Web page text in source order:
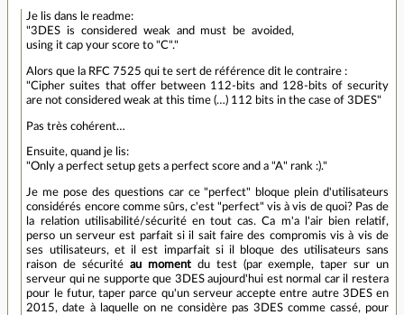
Je lis dans le readme:
"3DES is considered weak and must be avoided,
using it cap your score to "C"."
Alors que la RFC 7525 qui te sert de référence dit le contraire :
"Cipher suites that offer between 112-bits and 128-bits of security
are not considered weak at this time (…) 112 bits in the case of 3DES"
Pas très cohérent…
Ensuite, quand je lis:
"Only a perfect setup gets a perfect score and a "A" rank :)."
Je me pose des questions car ce "perfect" bloque plein d'utilisateurs
considérés encore comme sûrs, c'est "perfect" vis à vis de quoi? Pas de
la relation utilisabilité/sécurité en tout cas. Ca m'a l'air bien relatif,
perso un serveur est parfait si il sait faire des compromis vis à vis de
ses utilisateurs, et il est imparfait si il bloque des utilisateurs sans
raison de sécuritéau momentdu test (par exemple, taper sur un
serveur qui ne supporte que 3DES aujourd'hui est normal car il restera
pour le futur, taper parce qu'un serveur accepte entre autre 3DES en
2015, date à laquelle on ne considère pas 3DES comme cassé, pour